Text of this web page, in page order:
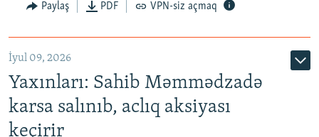
Paylaş PDF VPN-siz açmaq
İyul 09, 2026
Yaxınları: Sahib Məmmədzadə
karsa salınıb, aclıq aksiyası
keçirir